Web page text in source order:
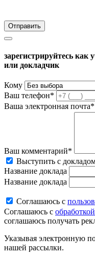
зарегистрируйтесь как
или докладчик
Кому
Ваш телефон*
Ваша электронная почта*
Ваш комментарий*
Выступить с
Название доклада
Название доклада
Соглашаюсь c
Соглашаюсь c
соглашаюсь получать
Указывая электронную
нашей рассылки.